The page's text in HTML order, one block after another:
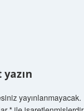
yazın
yayınlanmayacak.